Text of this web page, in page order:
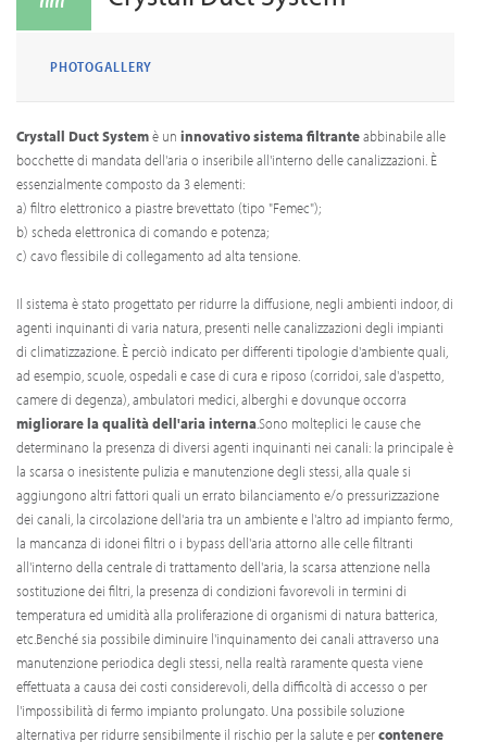
PHOTOGALLERY
Crystall Duct Systemè un innovativosistema filtranteabbinabile alle
bocchette di mandata dell'aria o inseribile all'interno delle canalizzazioni. È
essenzialmente composto da 3 elementi:
a) filtro elettronico a piastre brevettato (tipo "Femec");
b) scheda elettronica di comando e potenza;
c) cavo flessibile di collegamento ad alta tensione.
Il sistema è stato progettato per ridurre la diffusione, negli ambienti indoor, di
agenti inquinanti di varia natura, presenti nelle canalizzazioni degli impianti
di climatizzazione. È perciò indicato per differenti tipologie d'ambiente quali,
ad esempio, scuole, ospedali e case di cura e riposo (corridoi, sale d'aspetto,
camere di degenza), ambulatori medici, alberghi e dovunque occorra
migliorare la qualità dell'aria interna.Sono molteplici le cause che
determinano la presenza di diversi agenti inquinanti nei canali: la principale è
la scarsa o inesistente pulizia e manutenzione degli stessi, alla quale si
aggiungono altri fattori quali un errato bilanciamento e/o pressurizzazione
dei canali, la circolazione dell'aria tra un ambiente e l'altro ad impianto fermo,
la mancanza di idonei filtri o i bypass dell'aria attorno alle celle filtranti
all'interno della centrale di trattamento dell'aria, la scarsa attenzione nella
sostituzione dei filtri, la presenza di condizioni favorevoli in termini di
temperatura ed umidità alla proliferazione di organismi di natura batterica,
etc.Benché sia possibile diminuire l'inquinamento dei canali attraverso una
manutenzione periodica degli stessi, nella realtà raramente questa viene
effettuata a causa dei costi considerevoli, della difficoltà di accesso o per
l'impossibilità di fermo impianto prolungato. Una possibile soluzione
alternativa per ridurre sensibilmente il rischio per la salute e percontenere